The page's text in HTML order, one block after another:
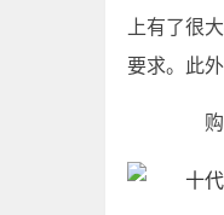
上有了很
要求。此
购